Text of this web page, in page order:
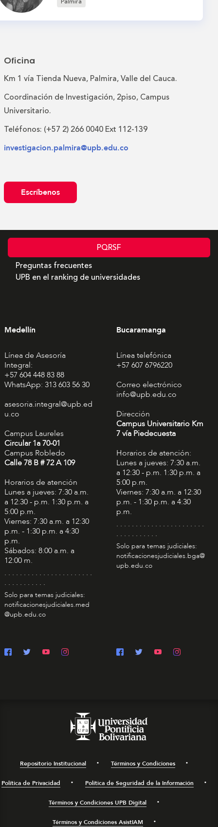
Palmira
Oficina
Km 1 vía Tienda Nueva, Palmira, Valle del Cauca.
Coordinación de Investigación, 2piso, Campus
Universitario.
Teléfonos: (+57 2) 266 0040 Ext 112-139
investigacion.palmira@upb.edu.co
Escríbenos
PQRSF
Preguntas frecuentes
UPB en el ranking de universidades
Medellín
Línea de Asesoría
Integral:
+57 604 448 83 88
WhatsApp: 313 603 56 30
asesoria.integral@upb.ed
u.co
Campus Laureles
Circular 1a 70-01
Campus Robledo
Calle 78 B # 72 A 109
Horarios de atención
Lunes a jueves: 7:30 a.m.
a 12:30 - p.m. 1:30 p.m. a
5:00 p.m.
Viernes: 7:30 a.m. a 12:30
p.m. - 1:30 p.m. a 4:30
p.m.
Sábados: 8:00 a.m. a
12:00 m.
. . . . . . . . . . . . . . . . . . . . . . .
. . . . . . . . . . .
Solo para temas judiciales:
notificacionesjudiciales.med
@upb.edu.co
Bucaramanga
Línea telefónica
+57 607 6796220
Correo electrónico
info@upb.edu.co
Dirección
Campus Universitario Km
7 vía Piedecuesta
Horarios de atención:
Lunes a jueves: 7:30 a.m.
a 12:30 - p.m. 1:30 p.m. a
5:00 p.m.
Viernes: 7:30 a.m. a 12:30
p.m. - 1:30 p.m. a 4:30
p.m.
. . . . . . . . . . . . . . . . . . . . . . .
. . . . . . . . . . .
Solo para temas judiciales:
notificacionesjudiciales.bga@
upb.edu.co
Repositorio Institucional Términos y Condiciones
Política de Privacidad Política de Seguridad de la Información
Términos y Condiciones UPB Digital
Términos y Condiciones AsistIAM